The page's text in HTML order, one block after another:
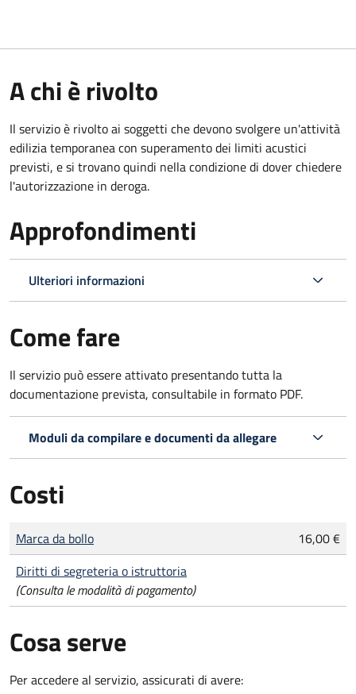
A chi è rivolto
Il servizio è rivolto ai soggetti che devono svolgere un'attività
edilizia temporanea con superamento dei limiti acustici
previsti, e si trovano quindi nella condizione di dover chiedere
l'autorizzazione in deroga.
Approfondimenti
Ulteriori informazioni
Come fare
Il servizio può essere attivato presentando tutta la
documentazione prevista, consultabile in formato PDF.
Moduli da compilare e documenti da allegare
Costi
Tipo di pagamento
Importo
Marca da bollo
16,00 €
Diritti di segreteria o istruttoria
(Consulta le modalità di pagamento)
Cosa serve
Per accedere al servizio, assicurati di avere: